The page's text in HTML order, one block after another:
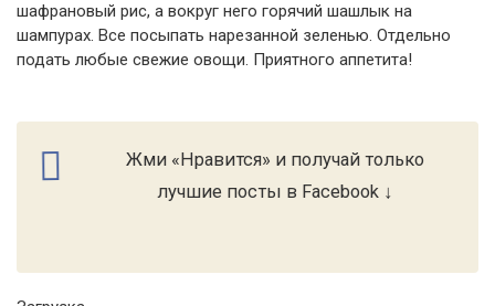
шафрановый рис, а вокруг него горячий шашлык на
шампурах. Все посыпать нарезанной зеленью. Отдельно
подать любые свежие овощи. Приятного аппетита!
Жми «Нравится» и получай только
лучшие посты в Facebook ↓